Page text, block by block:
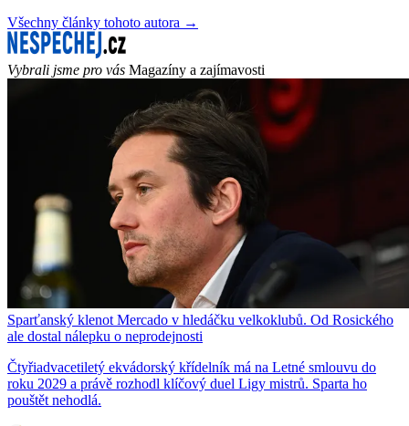
Všechny články tohoto autora →
Vybrali jsme pro vás Magazíny a zajímavosti
Sparťanský klenot Mercado v hledáčku velkoklubů. Od Rosického
ale dostal nálepku o neprodejnosti
Čtyřiadvacetiletý ekvádorský křídelník má na Letné smlouvu do
roku 2029 a právě rozhodl klíčový duel Ligy mistrů. Sparta ho
pouštět nehodlá.